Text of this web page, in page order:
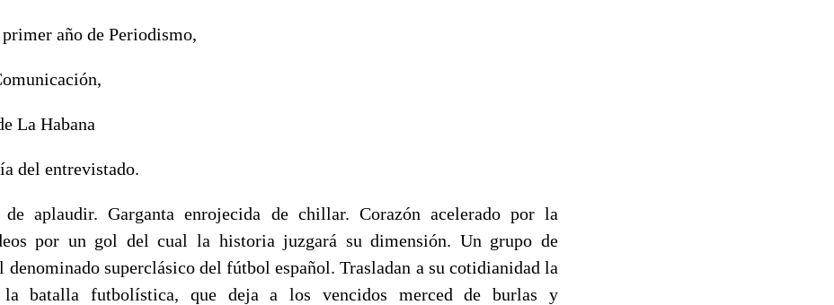
año de Periodismo,
La Habana
del entrevistado.
de aplaudir. Garganta enrojecida de chillar. Corazón acelerado por la
por un gol del cual la historia juzgará su dimensión. Un grupo de
denominado superclásico del fútbol español. Trasladan a su cotidianidad la
la batalla futbolística, que deja a los vencidos merced de burlas y